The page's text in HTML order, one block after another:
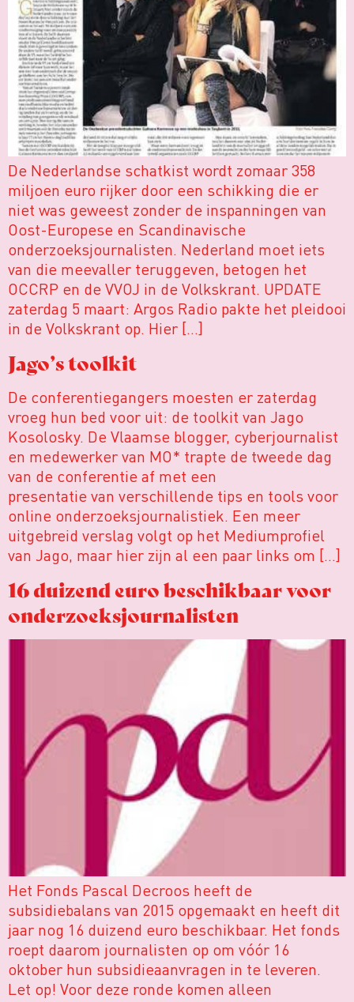
De Nederlandse schatkist wordt zomaar 358
miljoen euro rijker door een schikking die er
niet was geweest zonder de inspanningen van
Oost-Europese en Scandinavische
onderzoeksjournalisten. Nederland moet iets
van die meevaller teruggeven, betogen het
OCCRP en de VVOJ in de Volkskrant. UPDATE
zaterdag 5 maart: Argos Radio pakte het pleidooi
in de Volkskrant op. Hier […]
Jago’s toolkit
De conferentiegangers moesten er zaterdag
vroeg hun bed voor uit: de toolkit van Jago
Kosolosky. De Vlaamse blogger, cyberjournalist
en medewerker van MO* trapte de tweede dag
van de conferentie af met een
presentatie van verschillende tips en tools voor
online onderzoeksjournalistiek. Een meer
uitgebreid verslag volgt op het Mediumprofiel
van Jago, maar hier zijn al een paar links om […]
16 duizend euro beschikbaar voor
onderzoeksjournalisten
Het Fonds Pascal Decroos heeft de
subsidiebalans van 2015 opgemaakt en heeft dit
jaar nog 16 duizend euro beschikbaar. Het fonds
roept daarom journalisten op om vóór 16
oktober hun subsidieaanvragen in te leveren.
Let op! Voor deze ronde komen alleen